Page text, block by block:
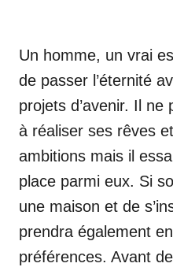
Un homme, un vrai
de passer l’éternité
projets d’avenir. Il
à réaliser ses rêves
ambitions mais il
place parmi eux. Si
une maison et de
prendra également
préférences. Avant